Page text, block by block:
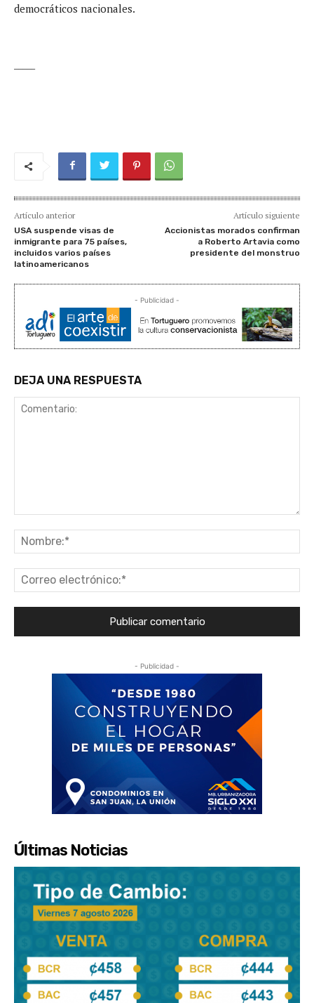
democráticos nacionales.
Artículo anterior
USA suspende visas de
inmigrante para 75 países,
incluidos varios países
latinoamericanos
Artículo siguiente
Accionistas morados confirman
a Roberto Artavia como
presidente del monstruo
- Publicidad -
DEJA UNA RESPUESTA
- Publicidad -
Últimas Noticias